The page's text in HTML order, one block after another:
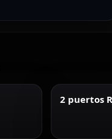
2 puertos